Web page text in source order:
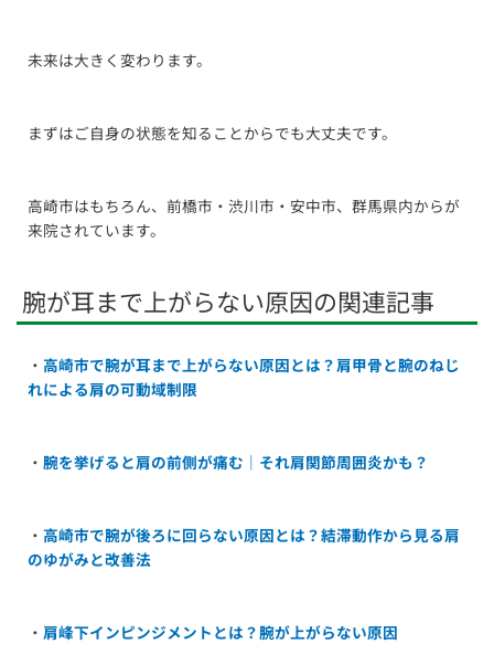
未来は大きく変わります。
まずはご自身の状態を知ることからでも大丈夫です。
高崎市はもちろん、前橋市・渋川市・安中市、群馬県内からが
来院されています。
腕が耳まで上がらない原因の関連記事
・ 高崎市で腕が耳まで上がらない原因とは？肩甲骨と腕のねじ
れによる肩の可動域制限
・ 腕を挙げると肩の前側が痛む｜それ肩関節周囲炎かも？
・ 高崎市で腕が後ろに回らない原因とは？結滞動作から見る肩
のゆがみと改善法
・ 肩峰下インピンジメントとは？腕が上がらない原因